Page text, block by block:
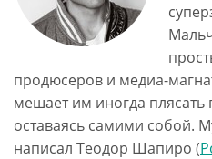
продюсеров и медиа-
мешает им иногда плясать
оставаясь самими собой.
написал Теодор Шапиро (